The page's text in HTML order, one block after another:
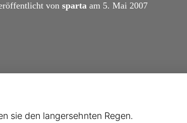
von spartaam 5. Mai 2007
sie den langersehnten Regen.